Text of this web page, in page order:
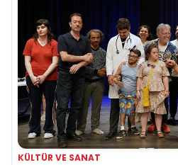
KÜLTÜR VE SANAT